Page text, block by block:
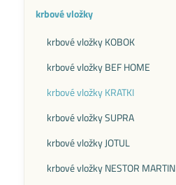
krbové vložky
krbové vložky KOBOK
krbové vložky BEF HOME
krbové vložky KRATKI
krbové vložky SUPRA
krbové vložky JOTUL
krbové vložky NESTOR MARTIN